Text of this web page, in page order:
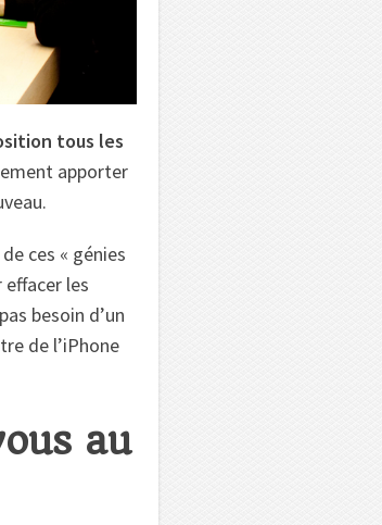
tous les
apporter
ces « génies
effacer les
besoin d’un
de l’iPhone
au